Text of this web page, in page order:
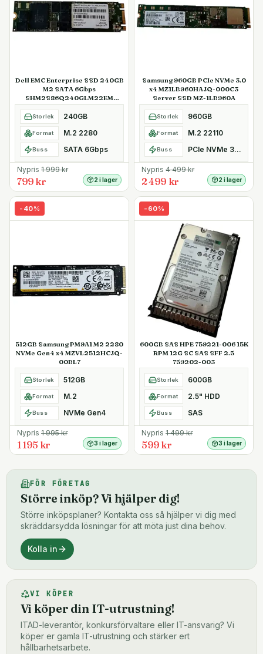
Dell EMC Enterprise SSD 240GB
M2 SATA 6Gbps
SHM2S86Q240GLM22EM
Kioxia SafeDATA
Storlek 240GB
Format M.2 2280
Buss SATA 6Gbps
Nypris 1 999kr
799 kr 2 i lager
Samsung 960GB PCIe NVMe 3.0
x4 MZ1LB960HAJQ-000C3
Server SSD MZ-1LB960A
Storlek 960GB
Format M.2 22110
Buss PCIe NVMe 3.0 x4
Nypris 4 499kr
2 499 kr 2 i lager
- 40%
512GB Samsung PM9A1 M2 2280
NVMe Gen4 x4 MZVL2512HCJQ-
00BL7
Storlek 512GB
Format M.2
Buss NVMe Gen4
Nypris 1 995kr
1 195 kr 3 i lager
- 60%
600GB SAS HPE 759221-006 15K
RPM 12G SC SAS SFF 2.5
759202-003
Storlek 600GB
Format 2.5" HDD
Buss SAS
Nypris 1 499kr
599 kr 3 i lager
FÖR FÖRETAG
Större inköp? Vi hjälper dig!
Större inköpsplaner? Kontakta oss så hjälper vi dig med
skräddarsydda lösningar för att möta just dina behov.
Kolla in
VI KÖPER
Vi köper din IT-utrustning!
ITAD-leverantör, konkursförvaltare eller IT-ansvarig? Vi
köper er gamla IT-utrustning och stärker ert
hållbarhetsarbete.